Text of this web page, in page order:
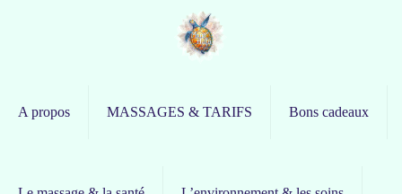
A propos MASSAGES & TARIFS Bons cadeaux